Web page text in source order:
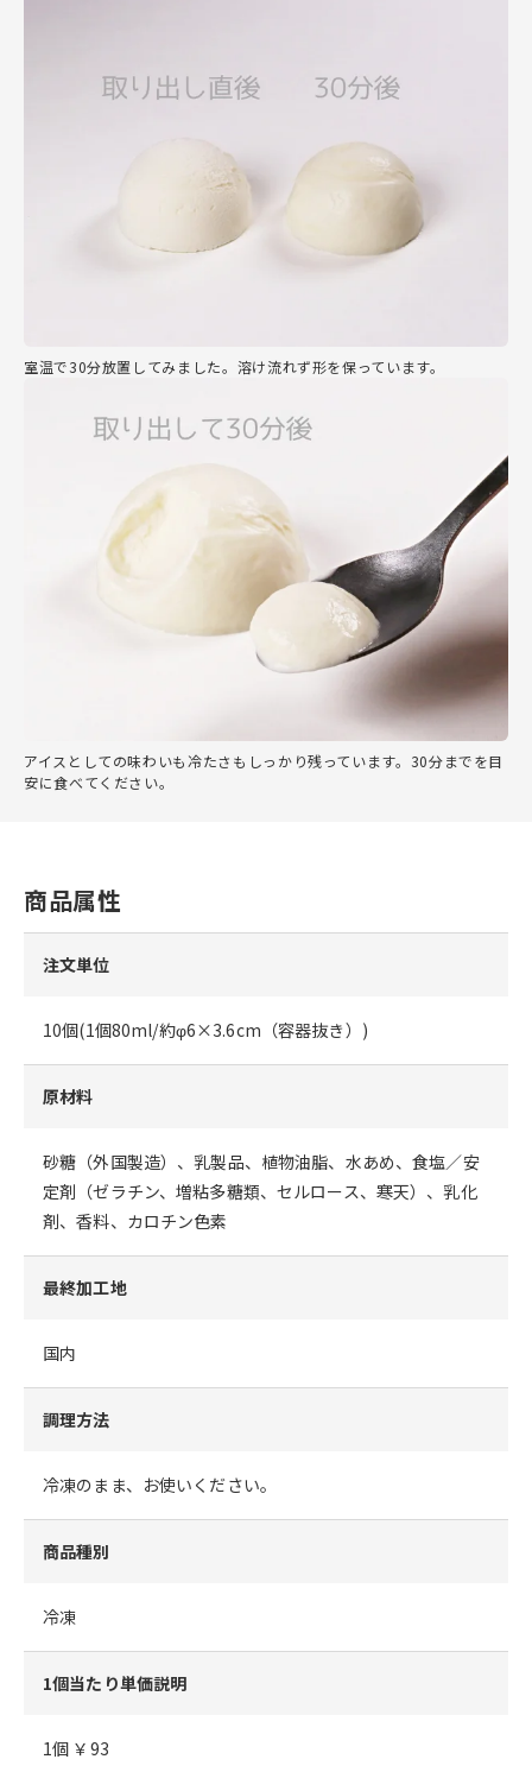
室温で30分放置してみました。溶け流れず形を保っています。
アイスとしての味わいも冷たさもしっかり残っています。30分までを目
安に食べてください。
商品属性
注文単位
10個(1個80ml/約φ6×3.6cm（容器抜き）)
原材料
砂糖（外国製造）、乳製品、植物油脂、水あめ、食塩／安
定剤（ゼラチン、増粘多糖類、セルロース、寒天）、乳化
剤、香料、カロチン色素
最終加工地
国内
調理方法
冷凍のまま、お使いください。
商品種別
冷凍
1個当たり単価説明
1個 ￥93